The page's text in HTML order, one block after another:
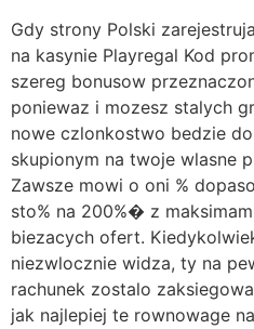
Gdy strony Polski
na kasynie Playregal Kod
szereg bonusow
poniewaz i mozesz stalych
nowe czlonkostwo bedzie
skupionym na twoje wlasne
Zawsze mowi o oni %
sto% na 200%� z
biezacych ofert.
niezwlocznie widza, ty na
rachunek zostalo
jak najlepiej te rownowage